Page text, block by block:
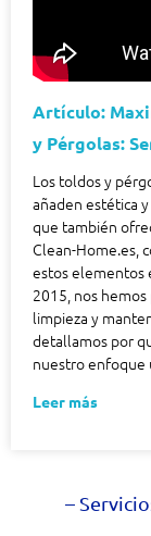
Artículo:
y Pérgolas:
Los toldos y
añaden estética
que también
Clean-Home.es,
estos elementos
2015, nos
limpieza y
detallamos por
nuestro enfoque
Leer más
–